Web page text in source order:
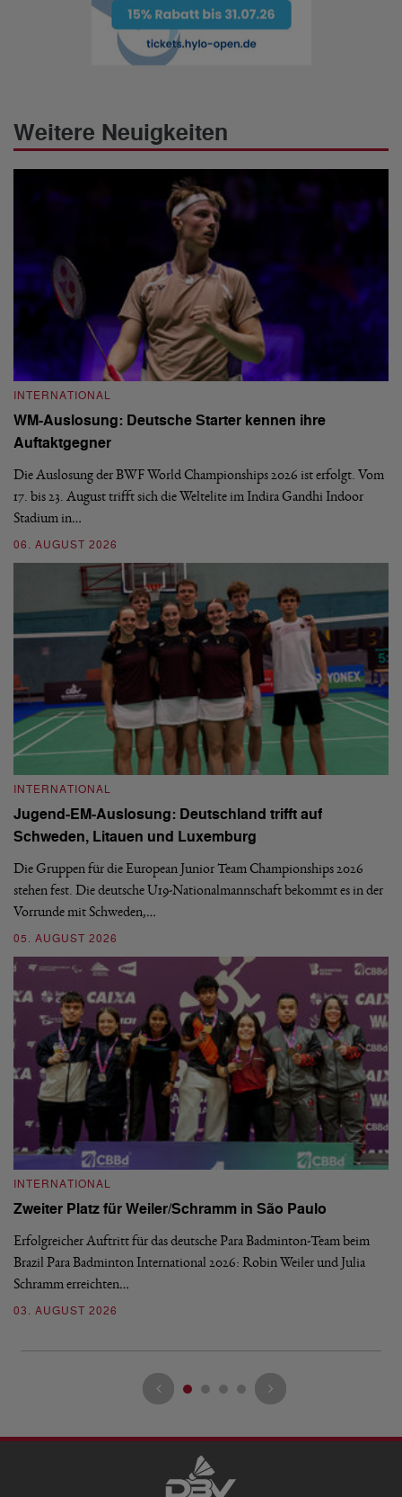
Weitere Neuigkeiten
INTERNATIONAL
WM-Auslosung: Deutsche Starter kennen ihre
Auftaktgegner
Die Auslosung der BWF World Championships 2026 ist erfolgt. Vom
17. bis 23. August trifft sich die Weltelite im Indira Gandhi Indoor
Stadium in…
06. AUGUST 2026
INTERNATIONAL
Jugend-EM-Auslosung: Deutschland trifft auf
Schweden, Litauen und Luxemburg
Die Gruppen für die European Junior Team Championships 2026
stehen fest. Die deutsche U19-Nationalmannschaft bekommt es in der
Vorrunde mit Schweden,…
05. AUGUST 2026
INTERNATIONAL
Zweiter Platz für Weiler/Schramm in São Paulo
Erfolgreicher Auftritt für das deutsche Para Badminton-Team beim
Brazil Para Badminton International 2026: Robin Weiler und Julia
Schramm erreichten…
03. AUGUST 2026